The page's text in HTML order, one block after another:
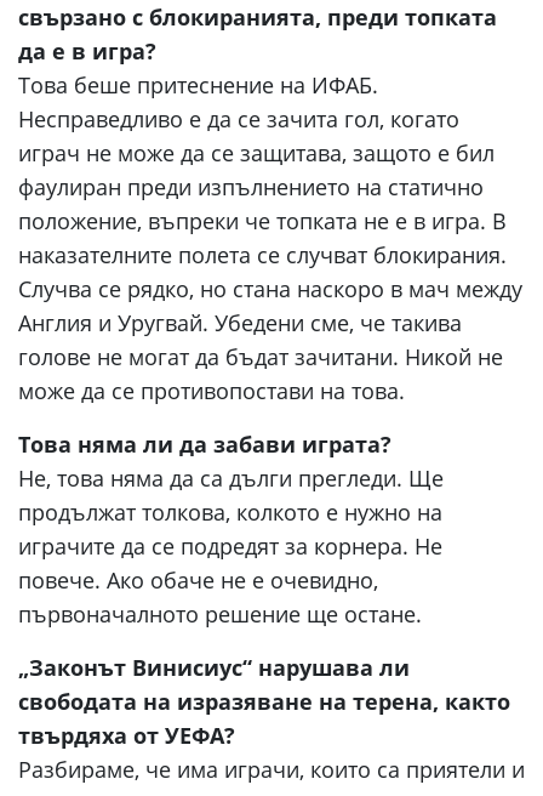
свързано с блокиранията, преди топката
да е в игра?
Това беше притеснение на ИФАБ.
Несправедливо е да се зачита гол, когато
играч не може да се защитава, защото е бил
фаулиран преди изпълнението на статично
положение, въпреки че топката не е в игра. В
наказателните полета се случват блокирания.
Случва се рядко, но стана наскоро в мач между
Англия и Уругвай. Убедени сме, че такива
голове не могат да бъдат зачитани. Никой не
може да се противопостави на това.
Това няма ли да забави играта?
Не, това няма да са дълги прегледи. Ще
продължат толкова, колкото е нужно на
играчите да се подредят за корнера. Не
повече. Ако обаче не е очевидно,
първоначалното решение ще остане.
„Законът Винисиус“ нарушава ли
свободата на изразяване на терена, както
твърдяха от УЕФА?
Разбираме, че има играчи, които са приятели и